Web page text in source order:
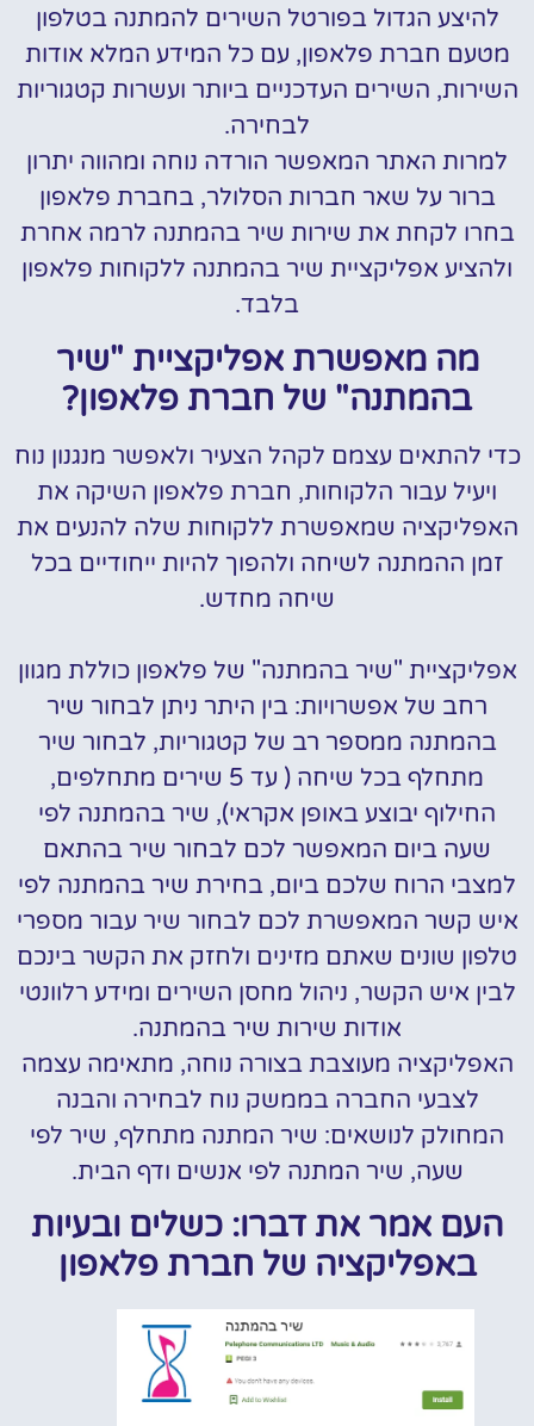
להיצע הגדול בפורטל השירים להמתנה בטלפון
מטעם חברת פלאפון, עם כל המידע המלא אודות
השירות, השירים העדכניים ביותר ועשרות קטגוריות
לבחירה.
למרות האתר המאפשר הורדה נוחה ומהווה יתרון
ברור על שאר חברות הסלולר, בחברת פלאפון
בחרו לקחת את שירות שיר בהמתנה לרמה אחרת
ולהציע אפליקציית שיר בהמתנה ללקוחות פלאפון
בלבד.
מה מאפשרת אפליקציית "שיר
בהמתנה" של חברת פלאפון?
כדי להתאים עצמם לקהל הצעיר ולאפשר מנגנון נוח
ויעיל עבור הלקוחות, חברת פלאפון השיקה את
האפליקציה שמאפשרת ללקוחות שלה להנעים את
זמן ההמתנה לשיחה ולהפוך להיות ייחודיים בכל
שיחה מחדש.
אפליקציית "שיר בהמתנה" של פלאפון כוללת מגוון
רחב של אפשרויות: בין היתר ניתן לבחור שיר
בהמתנה ממספר רב של קטגוריות, לבחור שיר
מתחלף בכל שיחה ( עד 5 שירים מתחלפים,
החילוף יבוצע באופן אקראי), שיר בהמתנה לפי
שעה ביום המאפשר לכם לבחור שיר בהתאם
למצבי הרוח שלכם ביום, בחירת שיר בהמתנה לפי
איש קשר המאפשרת לכם לבחור שיר עבור מספרי
טלפון שונים שאתם מזינים ולחזק את הקשר בינכם
לבין איש הקשר, ניהול מחסן השירים ומידע רלוונטי
אודות שירות שיר בהמתנה.
האפליקציה מעוצבת בצורה נוחה, מתאימה עצמה
לצבעי החברה בממשק נוח לבחירה והבנה
המחולק לנושאים: שיר המתנה מתחלף, שיר לפי
שעה, שיר המתנה לפי אנשים ודף הבית.
העם אמר את דברו: כשלים ובעיות
באפליקציה של חברת פלאפון